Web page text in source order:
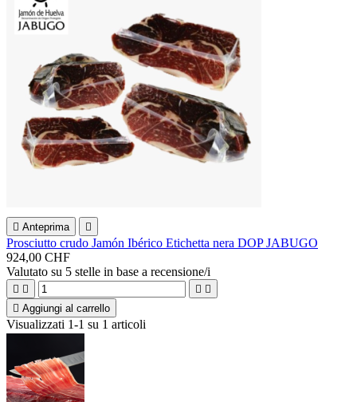
 Anteprima 
Prosciutto crudo Jamón Ibérico Etichetta nera DOP JABUGO
924,00 CHF
Valutato su 5 stelle in base a recensione/i
   
 Aggiungi al carrello
Visualizzati 1-1 su 1 articoli